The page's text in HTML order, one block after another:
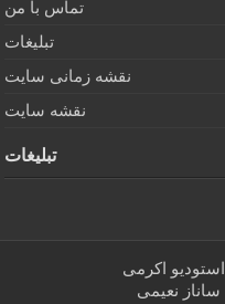
تماس با من
تبلیغات
نقشه زمانی سایت
نقشه سایت
تبلیغات
استودیو اکرمی
ساناز نعیمی